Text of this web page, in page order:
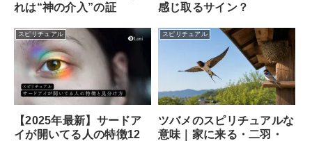
れは“神の介入”の証
感じ取るサイン？
スピリチュアル
【2025年最新】サードア
イが開いてる人の特徴12
スピリチュアル
ツバメのスピリチュアルな
意味｜家に来る・二羽・